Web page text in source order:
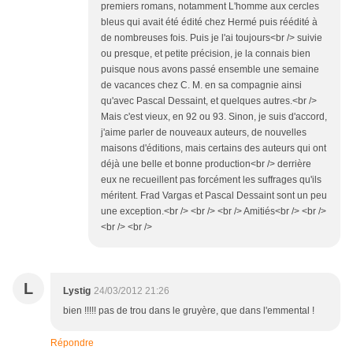
premiers romans, notamment L'homme aux cercles
bleus qui avait été édité chez Hermé puis réédité à
de nombreuses fois. Puis je l'ai toujours<br /> suivie
ou presque, et petite précision, je la connais bien
puisque nous avons passé ensemble une semaine
de vacances chez C. M. en sa compagnie ainsi
qu'avec Pascal Dessaint, et quelques autres.<br />
Mais c'est vieux, en 92 ou 93. Sinon, je suis d'accord,
j'aime parler de nouveaux auteurs, de nouvelles
maisons d'éditions, mais certains des auteurs qui ont
déjà une belle et bonne production<br /> derrière
eux ne recueillent pas forcément les suffrages qu'ils
méritent. Frad Vargas et Pascal Dessaint sont un peu
une exception.<br /> <br /> <br /> Amitiés<br /> <br />
<br /> <br />
L Lystig 24/03/2012 21:26
bien !!!!! pas de trou dans le gruyère, que dans l'emmental !
Répondre